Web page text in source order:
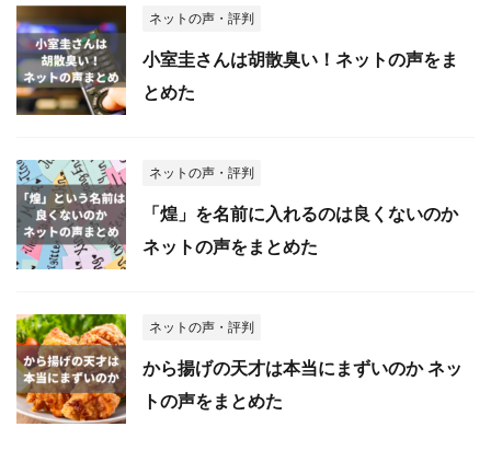
ネットの声・評判
小室圭さんは胡散臭い！ネットの声をま
とめた
ネットの声・評判
「煌」を名前に入れるのは良くないのか
ネットの声をまとめた
ネットの声・評判
から揚げの天才は本当にまずいのか ネッ
トの声をまとめた